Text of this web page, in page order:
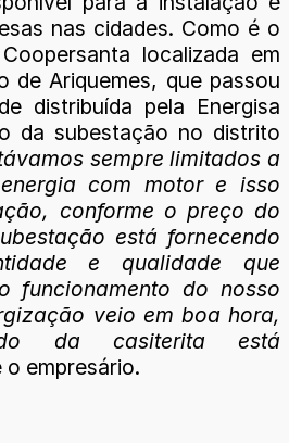
nas cidades. Como é o
localizada em
de Ariquemes, que passou
distribuída pela Energisa
da subestação no distrito
sempre limitados a
com motor e isso
conforme o preço do
está fornecendo
e qualidade que
funcionamento do nosso
veio em boa hora,
da casiterita está
o empresário.